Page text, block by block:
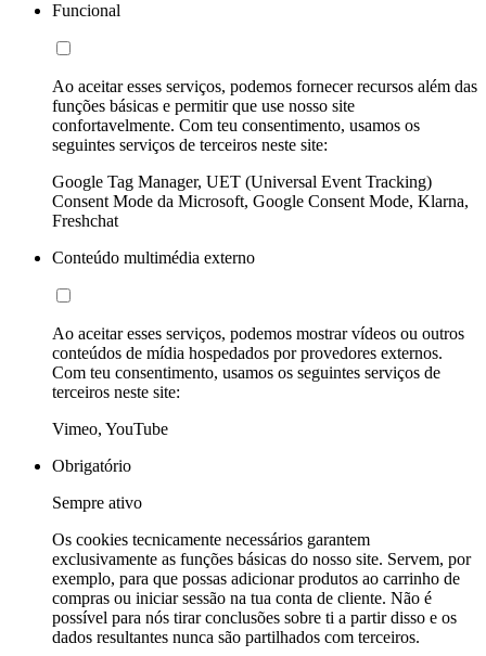
Funcional
Ao aceitar esses serviços, podemos fornecer recursos além das
funções básicas e permitir que use nosso site
confortavelmente. Com teu consentimento, usamos os
seguintes serviços de terceiros neste site:
Google Tag Manager, UET (Universal Event Tracking)
Consent Mode da Microsoft, Google Consent Mode, Klarna,
Freshchat
Conteúdo multimédia externo
Ao aceitar esses serviços, podemos mostrar vídeos ou outros
conteúdos de mídia hospedados por provedores externos.
Com teu consentimento, usamos os seguintes serviços de
terceiros neste site:
Vimeo, YouTube
Obrigatório
Sempre ativo
Os cookies tecnicamente necessários garantem
exclusivamente as funções básicas do nosso site. Servem, por
exemplo, para que possas adicionar produtos ao carrinho de
compras ou iniciar sessão na tua conta de cliente. Não é
possível para nós tirar conclusões sobre ti a partir disso e os
dados resultantes nunca são partilhados com terceiros.